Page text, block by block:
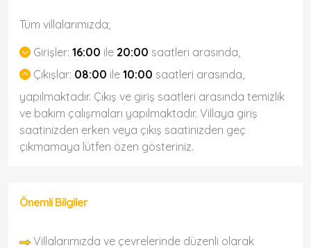
Tüm villalarımızda;
Girişler: 16:00 ile 20:00 saatleri arasında,
Çıkışlar: 08:00 ile 10:00 saatleri arasında,
yapılmaktadır. Çıkış ve giriş saatleri arasında temizlik
ve bakım çalışmaları yapılmaktadır. Villaya giriş
saatinizden erken veya çıkış saatinizden geç
çıkmamaya lütfen özen gösteriniz.
Önemli Bilgiler
Villalarımızda ve çevrelerinde düzenli olarak